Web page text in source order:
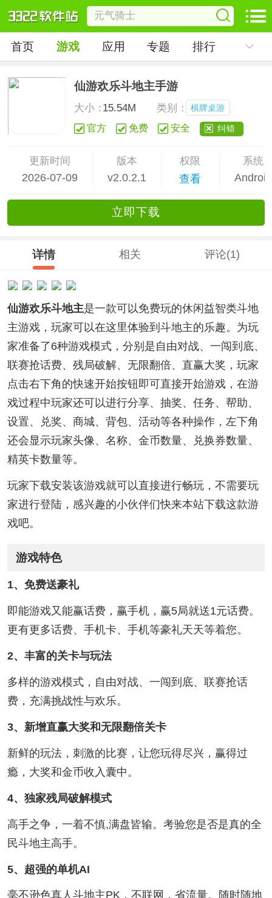
首页 游戏 应用 专题 排行
仙游欢乐斗地主手游
大小：15.54M 类别： 棋牌桌游
官方 免费 安全 纠错
更新时间
2026-07-09
版本
v2.0.2.1
权限
查看
系统
Android
立即下载
详情 相关 评论(1)
仙游欢乐斗地主是一款可以免费玩的休闲益智类斗地
主游戏，玩家可以在这里体验到斗地主的乐趣。为玩
家准备了6种游戏模式，分别是自由对战、一闯到底、
联赛抢话费、残局破解、无限翻倍、直赢大奖，玩家
点击右下角的快速开始按钮即可直接开始游戏，在游
戏过程中玩家还可以进行分享、抽奖、任务、帮助、
设置、兑奖、商城、背包、活动等各种操作，左下角
还会显示玩家头像、名称、金币数量、兑换券数量、
精英卡数量等。
玩家下载安装该游戏就可以直接进行畅玩，不需要玩
家进行登陆，感兴趣的小伙伴们快来本站下载这款游
戏吧。
游戏特色
1、免费送豪礼
即能游戏又能赢话费，赢手机，赢5局就送1元话费。
更有更多话费、手机卡、手机等豪礼天天等着您。
2、丰富的关卡与玩法
多样的游戏模式，自由对战、一闯到底、联赛抢话
费，充满挑战性与欢乐。
3、新增直赢大奖和无限翻倍关卡
新鲜的玩法，刺激的比赛，让您玩得尽兴，赢得过
瘾，大奖和金币收入囊中。
4、独家残局破解模式
高手之争，一着不慎,满盘皆输。考验您是否是真的全
民斗地主高手。
5、超强的单机AI
毫不逊色真人斗地主PK，不联网，省流量。随时随地